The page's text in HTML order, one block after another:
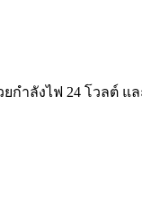
ลังไฟ 24 โวลต์ แ